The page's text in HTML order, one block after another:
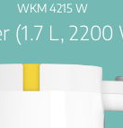
WKM 4215 W
(1.7 L, 2200